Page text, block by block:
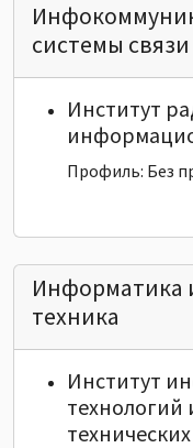
системы связи
Институт
Профиль: Без
Информатика
техника
Институт
технологий